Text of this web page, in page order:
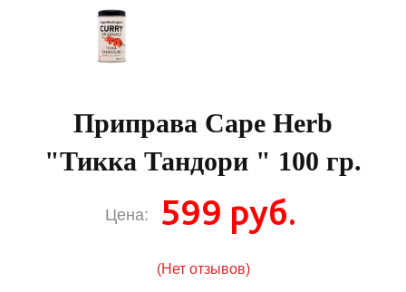
Приправа Cape Herb
"Тикка Тандори " 100 гр.
Цена: 599 руб.
(Нет отзывов)